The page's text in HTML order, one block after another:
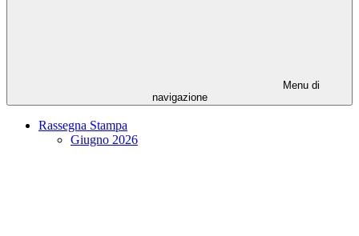
Menu di
navigazione
Rassegna Stampa
Giugno 2026